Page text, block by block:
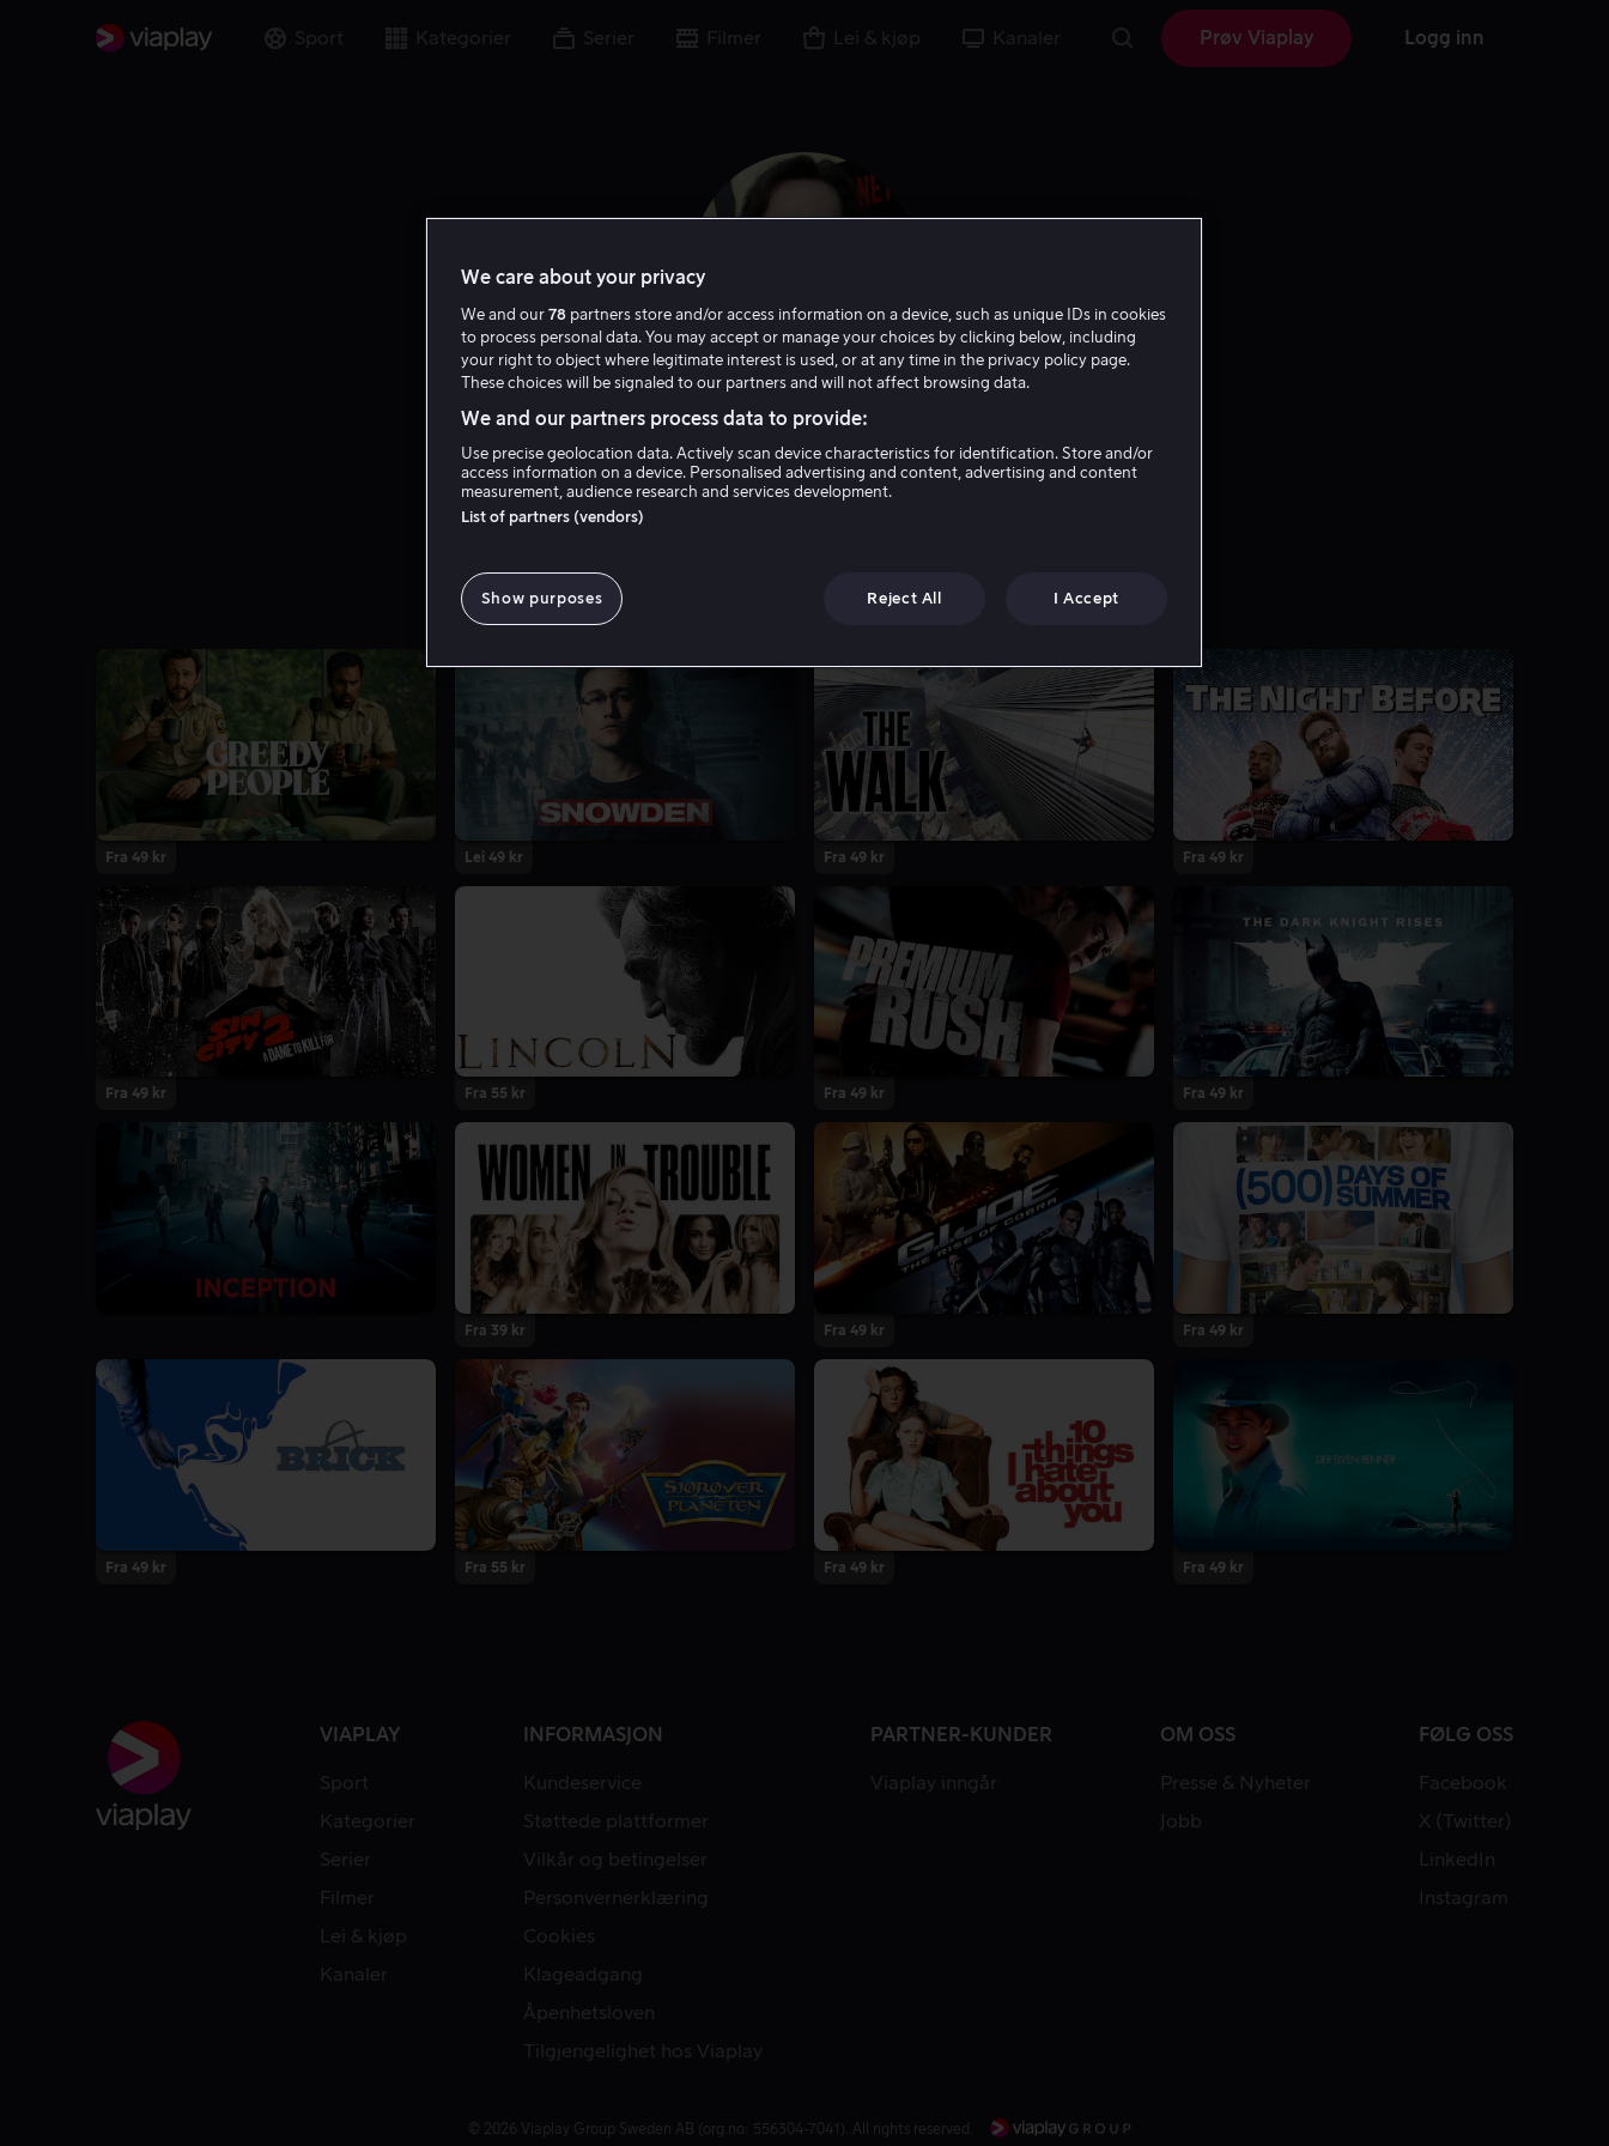
Sport Kategorier Serier Filmer Lei & kjøp Kanaler Prøv Viaplay Logg inn
Joseph Gordon-Levitt
Skuespiller Gjest Selv Regissør Ansvarlig produsent
Fra 49 kr Lei 49 kr Fra 49 kr Fra 49 kr
Fra 49 kr Fra 55 kr Fra 49 kr Fra 49 kr
Fra 39 kr Fra 49 kr Fra 49 kr
Fra 49 kr Fra 55 kr Fra 49 kr Fra 49 kr
VIAPLAY
Sport
Kategorier
Serier
Filmer
Lei & kjøp
Kanaler
INFORMASJON
Kundeservice
Støttede plattformer
Vilkår og betingelser
Personvernerklæring
Cookies
Klageadgang
Åpenhetsloven
Tilgjengelighet hos Viaplay
PARTNER-KUNDER
Viaplay inngår
OM OSS
Presse & Nyheter
Jobb
FØLG OSS
Facebook
X (Twitter)
LinkedIn
Instagram
© 2026 Viaplay Group Sweden AB (org.no: 556304-7041). All rights reserved.
We care about your privacy
We and our 78 partners store and/or access information on a device, such as unique IDs in cookies
to process personal data. You may accept or manage your choices by clicking below, including
your right to object where legitimate interest is used, or at any time in the privacy policy page.
These choices will be signaled to our partners and will not affect browsing data.
We and our partners process data to provide:
Use precise geolocation data. Actively scan device characteristics for identification. Store and/or
access information on a device. Personalised advertising and content, advertising and content
measurement, audience research and services development.
List of partners (vendors)
Show purposes Reject All I Accept